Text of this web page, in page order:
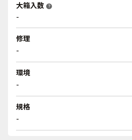
大箱入数 help
-
修理
-
環境
-
規格
-